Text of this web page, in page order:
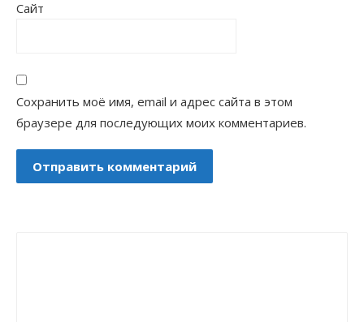
Сайт
Сохранить моё имя, email и адрес сайта в этом
браузере для последующих моих комментариев.